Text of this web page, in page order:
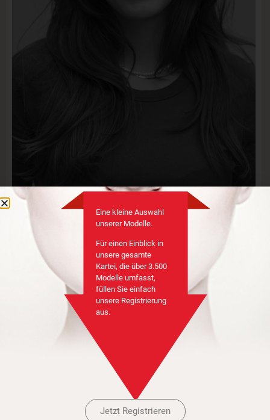
Eine kleine Auswahl
unserer Modelle.
Für einen Einblick in
unsere gesamte
Kartei, die über 3.500
Modelle umfasst,
füllen Sie einfach
unsere Registrierung
aus.
Jetzt Registrieren